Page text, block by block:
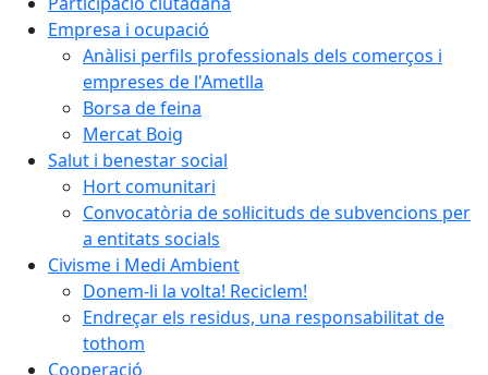
Empresa i ocupació
Anàlisi perfils professionals dels comerços i
empreses de l'Ametlla
Borsa de feina
Mercat Boig
Salut i benestar social
Hort comunitari
Convocatòria de sol·licituds de subvencions per
a entitats socials
Civisme i Medi Ambient
Donem-li la volta! Reciclem!
Endreçar els residus, una responsabilitat de
tothom
Cooperació